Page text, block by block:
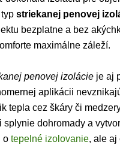
striekanej penovej
bezplatne a bez
maximálne záleží.
penovej izolácie je aj
aplikácii
tepla cez škáry či
dohromady a
o tepelné izolovanie, ale aj